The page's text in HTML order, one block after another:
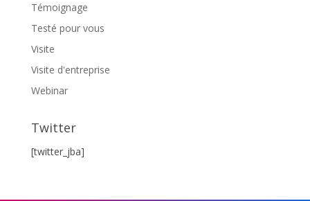
Témoignage
Testé pour vous
Visite
Visite d'entreprise
Webinar
Twitter
[twitter_jba]